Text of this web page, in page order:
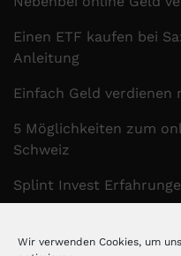
Wir verwenden Cookies, um
Einen ETF kaufen bei
Anleitung
Einfach Geld
5 Möglichkeiten zum
Schweiz
Splint Invest